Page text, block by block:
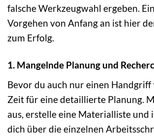
falsche Werkzeugwahl ergeben.
Vorgehen von Anfang an ist hier
zum Erfolg.
1. Mangelnde Planung und
Bevor du auch nur einen
Zeit für eine detaillierte Planung.
aus, erstelle eine Materialliste und
dich über die einzelnen